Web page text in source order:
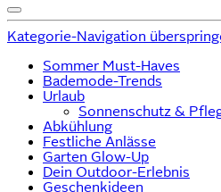
Kategorie-Navigation
Sommer Must-Haves
Bademode-Trends
Urlaub
Sonnenschutz &
Abkühlung
Festliche Anlässe
Garten Glow-Up
Dein Outdoor-Erlebnis
Geschenkideen